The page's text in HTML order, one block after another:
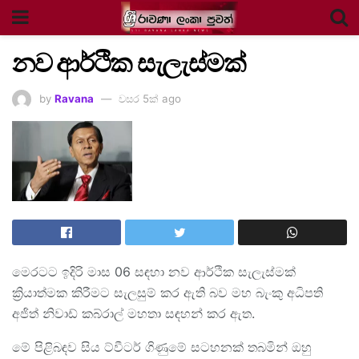
නව ආර්ථික සැලැස්මක්
by Ravana වසර 5ක් ago
මෙරටට ඉදිරි මාස 06 සඳහා නව ආර්ථික සැලැස්මක්
ක්‍රියාත්මක කිරීමට සැලසුම් කර ඇති බව මහ බැංකු අධිපති
අජිත් නිවාඩ් කබ්රාල් මහතා සඳහන් කර ඇත.
මේ පිළිබඳව සිය ට්වීටර් ගිණුමේ සටහනක් තබමින් ඔහු